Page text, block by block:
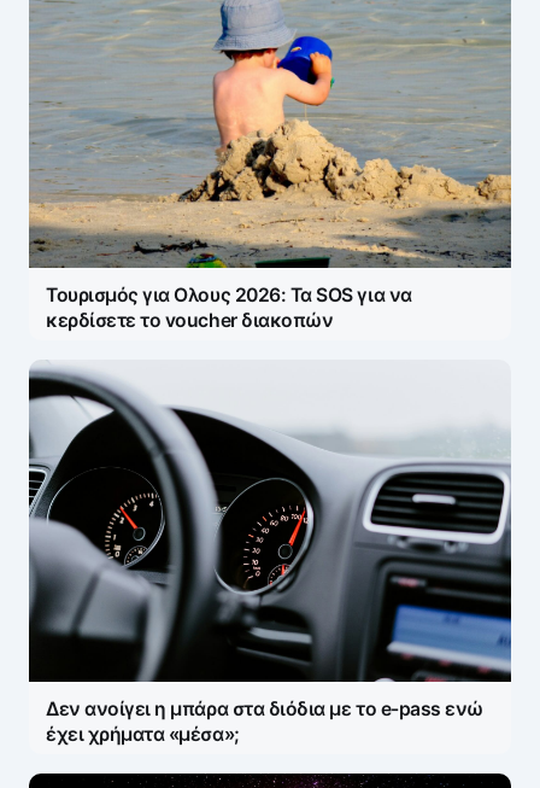
Τουρισμός για Ολους 2026: Τα SOS για να
κερδίσετε το voucher διακοπών
Δεν ανοίγει η μπάρα στα διόδια με το e-pass ενώ
έχει χρήματα «μέσα»;